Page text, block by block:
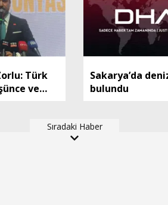
Türk
ve
Sakarya’da
bulundu
Sıradaki Haber